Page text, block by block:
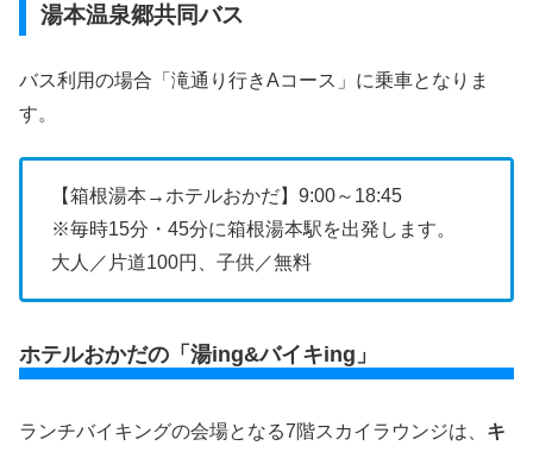
湯本温泉郷共同バス
バス利用の場合「滝通り行きAコース」に乗車となりま
す。
【箱根湯本→ホテルおかだ】9:00～18:45
※毎時15分・45分に箱根湯本駅を出発します。
大人／片道100円、子供／無料
ホテルおかだの「湯ing&バイキing」
ランチバイキングの会場となる7階スカイラウンジは、 キ